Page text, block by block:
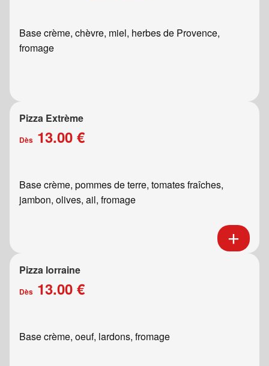
Base crème, chèvre, miel, herbes de Provence,
fromage
Pizza Extrème
Dès 13.00 €
Base crème, pommes de terre, tomates fraîches,
jambon, olives, ail, fromage
Pizza lorraine
Dès 13.00 €
Base crème, oeuf, lardons, fromage